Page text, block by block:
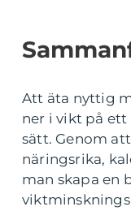
Att äta nyttig
ner i vikt på
sätt. Genom
näringsrika,
man skapa en